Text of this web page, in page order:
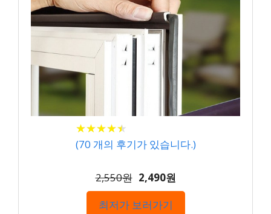
★★★★★
★★★★★
(70 개의 후기가 있습니다.)
2,550원 2,490원
최저가 보러가기